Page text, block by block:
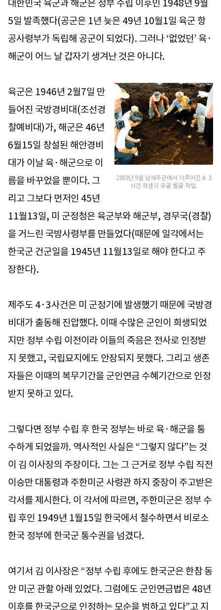
대한민국 육군과 해군은 정부 수립 이후인 1948년 9월
5일 발족했다(공군은 1년 늦은 49년 10월1일 육군 항
공사령부가 독립해 공군이 되었다). 그러나 ‘없었던’ 육·
해군이 어느 날 갑자기 생겨난 것은 아니다.
2003년 9월 남제주군에서 이루어진 4·3
사건 희생자 유골 발굴 작업.
육군은 1946년 2월7일 만
들어진 국방경비대(조선경
찰예비대)가, 해군은 46년
6월15일 창설된 해안경비
대가 이날 육·해군으로 이
름을 바꾸었을 뿐이다. 그
리고 그보다 먼저인 45년
11월13일, 미 군정청은 육군부와 해군부, 경무국(경찰)
을 거느린 국방사령부를 만들었다(때문에 일각에서는
한국군 건군일을 1945년 11월13일로 해야 한다고 주
장한다).
제주도 4·3사건은 미 군정기에 발생했기 때문에 국방경
비대가 출동해 진압했다. 이때 수많은 군인이 희생되었
지만 정부 수립 이전이라 이들의 죽음은 전사로 인정받
지 못했고, 국립묘지에도 안장되지 못했다. 그리고 생존
자들은 이때의 복무기간을 군인연금 수혜기간으로 인정
받지 못하고 있다.
그렇다면 정부 수립 후 한국 정부는 바로 육·해군을 통
수하게 되었을까. 역사적인 사실은 “그렇지 않다”는 것
이 김 이사장의 주장이다. 그는 그 근거로 정부 수립 직전
이승만 대통령과 주한미군 사령관 하지 중장이 주고받은
각서를 제시한다. 이 각서에 따르면, 주한미군은 정부 수
립 후인 1949년 1월15일 한국에서 철수하면서 비로소
한국 정부에 한국군 통수권을 넘겼다.
여기서 김 이사장은 “정부 수립 후에도 한국군은 한참 동
안 미군 관할 아래 있었다. 그럼에도 군인연금법은 48년
이후를 한국군으로 인정하는 모순을 범하고 있다”고 지